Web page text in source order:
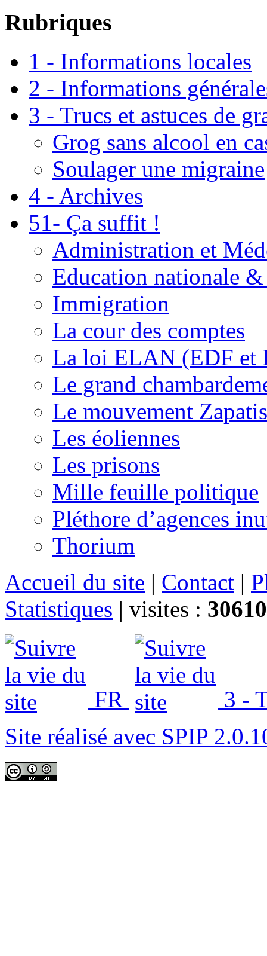
Rubriques
1 - Informations locales
2 - Informations
3 - Trucs et astuces de
Grog sans alcool en
Soulager une migraine
4 - Archives
51- Ça suffit !
Administration et
Education nationale
Immigration
La cour des comptes
La loi ELAN (EDF et
Le grand
Le mouvement
Les éoliennes
Les prisons
Mille feuille politique
Pléthore d’agences
Thorium
Accueil du site | Contact |
Statistiques | visites :
FR
3 -
Site réalisé avec SPIP